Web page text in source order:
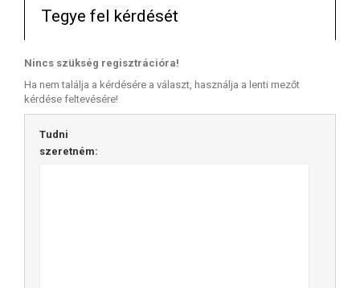
Tegye fel kérdését
Nincs szükség regisztrációra!
Ha nem találja a kérdésére a választ, használja a lenti mezőt
kérdése feltevésére!
Tudni
szeretném: